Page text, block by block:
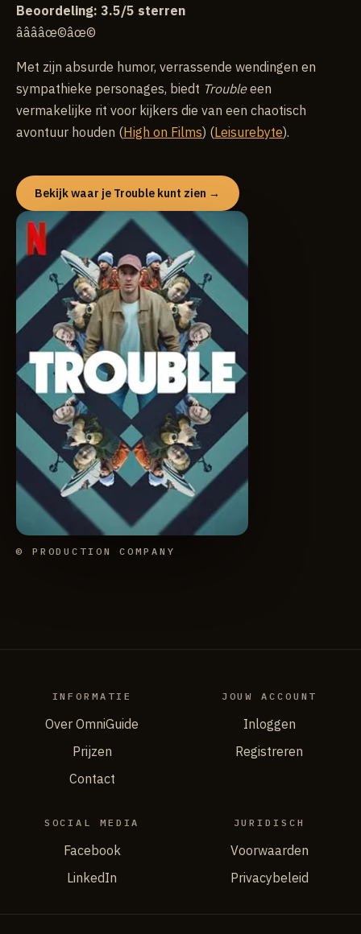
© PRODUCTION COMPANY
Beoordeling: 3.5/5 sterren
â­â­â­âœ©âœ©
Met zijn absurde humor, verrassende wendingen en
sympathieke personages, biedt Troubleeen
vermakelijke rit voor kijkers die van een chaotisch
avontuur houden (High on Films) (Leisurebyte).
Bekijk waar je Trouble kunt zien →
INFORMATIE
Over OmniGuide
Prijzen
Contact
JOUW ACCOUNT
Inloggen
Registreren
SOCIAL MEDIA
Facebook
LinkedIn
JURIDISCH
Voorwaarden
Privacybeleid